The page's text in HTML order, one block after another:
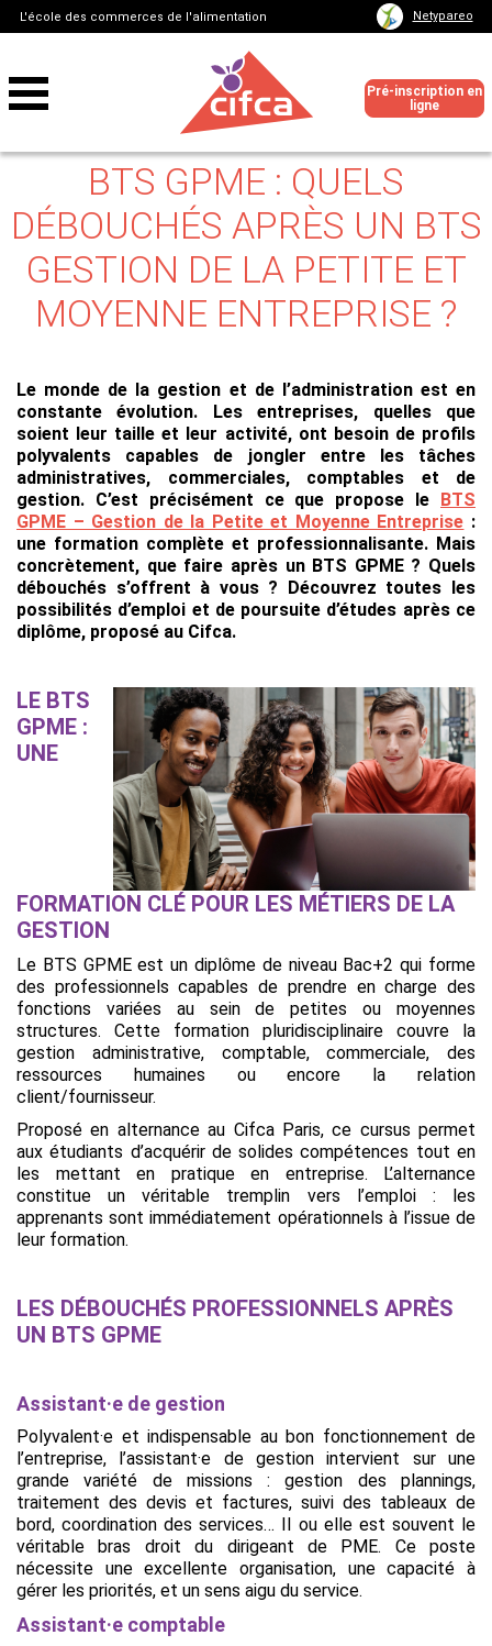
L'école des commerces de l'alimentation Netypareo
Pré-inscription en
ligne
BTS GPME : QUELS
DÉBOUCHÉS APRÈS UN BTS
GESTION DE LA PETITE ET
MOYENNE ENTREPRISE ?
Le monde de la gestion et de l’administration est en
constante évolution. Les entreprises, quelles que
soient leur taille et leur activité, ont besoin de profils
polyvalents capables de jongler entre les tâches
administratives, commerciales, comptables et de
gestion. C’est précisément ce que propose le BTS
GPME – Gestion de la Petite et Moyenne Entreprise :
une formation complète et professionnalisante. Mais
concrètement, que faire après un BTS GPME ? Quels
débouchés s’offrent à vous ? Découvrez toutes les
possibilités d’emploi et de poursuite d’études après ce
diplôme, proposé au Cifca.
LE BTS
GPME :
UNE
FORMATION CLÉ POUR LES MÉTIERS DE LA
GESTION
Le BTS GPME est un diplôme de niveau Bac+2 qui forme
des professionnels capables de prendre en charge des
fonctions variées au sein de petites ou moyennes
structures. Cette formation pluridisciplinaire couvre la
gestion administrative, comptable, commerciale, des
ressources humaines ou encore la relation
client/fournisseur.
Proposé en alternance au Cifca Paris, ce cursus permet
aux étudiants d’acquérir de solides compétences tout en
les mettant en pratique en entreprise. L’alternance
constitue un véritable tremplin vers l’emploi : les
apprenants sont immédiatement opérationnels à l’issue de
leur formation.
LES DÉBOUCHÉS PROFESSIONNELS APRÈS
UN BTS GPME
Assistant·e de gestion
Polyvalent·e et indispensable au bon fonctionnement de
l’entreprise, l’assistant·e de gestion intervient sur une
grande variété de missions : gestion des plannings,
traitement des devis et factures, suivi des tableaux de
bord, coordination des services… Il ou elle est souvent le
véritable bras droit du dirigeant de PME. Ce poste
nécessite une excellente organisation, une capacité à
gérer les priorités, et un sens aigu du service.
Assistant·e comptable